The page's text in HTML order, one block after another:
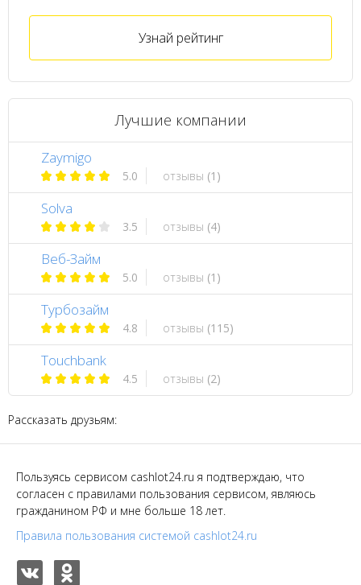
Узнай рейтинг
Лучшие компании
Zaymigo
5.0 отзывы (1)
Solva
3.5 отзывы (4)
Веб-Займ
5.0 отзывы (1)
Турбозайм
4.8 отзывы (115)
Touchbank
4.5 отзывы (2)
Рассказать друзьям:
Пользуясь сервисом cashlot24.ru я подтверждаю, что
согласен с правилами пользования сервисом, являюсь
гражданином РФ и мне больше 18 лет.
Правила пользования системой cashlot24.ru